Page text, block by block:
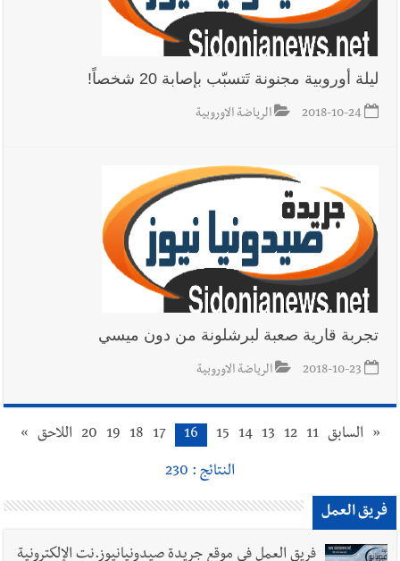
ليلة أوروبية مجنونة تَتسبّب بإصابة 20 شخصاً!
2018-10-24 الرياضة الاوروبية
تجربة قارية صعبة لبرشلونة من دون ميسي
2018-10-23 الرياضة الاوروبية
« السابق 11
12
13
14
15
16
17
18
19
20 اللاحق »
النتائج : 230
فريق العمل
فريق العمل في موقع جريدة صيدونيانيوز.نت الإلكترونية